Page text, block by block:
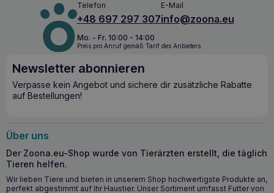
Telefon
+48 697 297 307
E-Mail
info@zoona.eu
Mo. - Fr. 10:00 - 14:00
Preis pro Anruf gemäß Tarif des Anbieters.
Newsletter abonnieren
Verpasse kein Angebot und sichere dir zusätzliche Rabatte
auf Bestellungen!
Über uns
Der Zoona.eu-Shop wurde von Tierärzten erstellt, die täglich
Tieren helfen.
Wir lieben Tiere und bieten in unserem Shop hochwertigste Produkte an,
perfekt abgestimmt auf Ihr Haustier. Unser Sortiment umfasst Futter von